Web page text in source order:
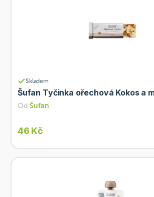
Skladem
Šufan Tyčinka ořechová Kokos a
Od Šufan
46 Kč